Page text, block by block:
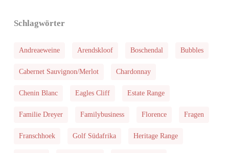
Schlagwörter
Andreaeweine Arendskloof Boschendal Bubbles
Cabernet Sauvignon/Merlot Chardonnay
Chenin Blanc Eagles Cliff Estate Range
Familie Dreyer Familybusiness Florence Fragen
Franschhoek Golf Südafrika Heritage Range